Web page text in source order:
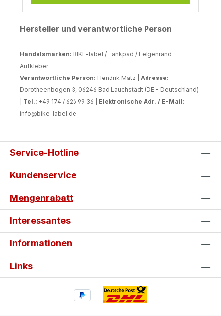
Hersteller und verantwortliche Person
Handelsmarken: BIKE-label / Tankpad / Felgenrand
Aufkleber
Verantwortliche Person: Hendrik Matz | Adresse:
Dorotheenbogen 3, 06246 Bad Lauchstädt (DE - Deutschland)
Tel.: +49 174 / 626 99 36 | Elektronische Adr. / E-Mail:
info@bike-label.de
Service-Hotline
Kundenservice
Mengenrabatt
Interessantes
Informationen
Links